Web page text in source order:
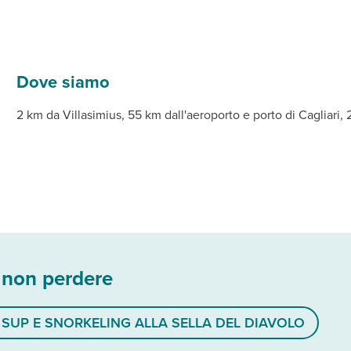
Dove siamo
2 km da Villasimius, 55 km dall'aeroporto e porto di Cagliari,
sentiero immerso nella vegetazione.
piano con balcone, collegate tra loro da portici realizzati
per bambini attrezzata con ombrelloni e lettini (fino a
del soggiorno, una o più delle seguenti escursioni/esperienze:
perdere
E SNORKELING ALLA SELLA DEL DIAVOLO